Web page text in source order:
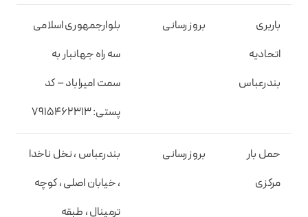
باربری
اتحادیه
بندرعباس
بروز رسانی
بلوارجمهوری اسلامی
سه راه جهانبار به
سمت امیراباد – کد
پستی: ۷۹۱۵۴۶۲۳۱۳
حمل بار
مرکزی
بروز رسانی
بندرعباس ، نخل ناخدا
، خیابان اصلی ، کوچه
ترمینال ، طبقه